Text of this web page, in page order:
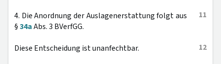
11
4. Die Anordnung der Auslagenerstattung folgt aus
§34aAbs. 3 BVerfGG.
12
Diese Entscheidung ist unanfechtbar.